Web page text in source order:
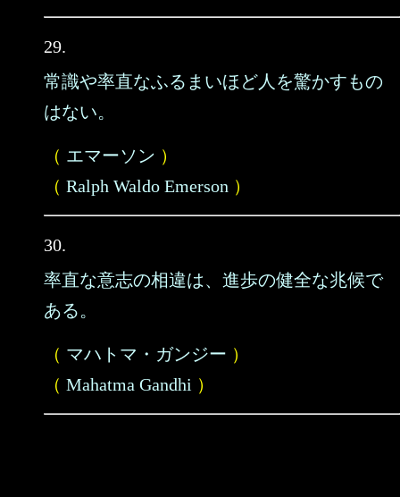
29.
常識や率直なふるまいほど人を驚かすもの
はない。
（ エマーソン ）
（ Ralph Waldo Emerson ）
30.
率直な意志の相違は、進歩の健全な兆候で
ある。
（ マハトマ・ガンジー ）
（ Mahatma Gandhi ）